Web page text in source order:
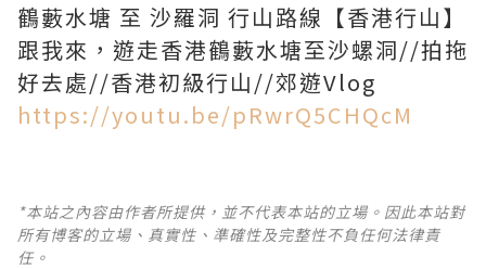
鶴藪水塘 至 沙羅洞 行山路線【香港行山】
跟我來，遊走香港鶴藪水塘至沙螺洞//拍拖
https://youtu.be/pRwrQ5CHQcM
*本站之內容由作者所提供，並不代表本站的立場。因此本站對
所有博客的立場、真實性、準確性及完整性不負任何法律責
任。